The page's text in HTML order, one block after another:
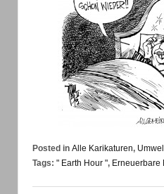
Posted in Alle Karikaturen,
Tags: " Earth Hour ", Erneuerbare